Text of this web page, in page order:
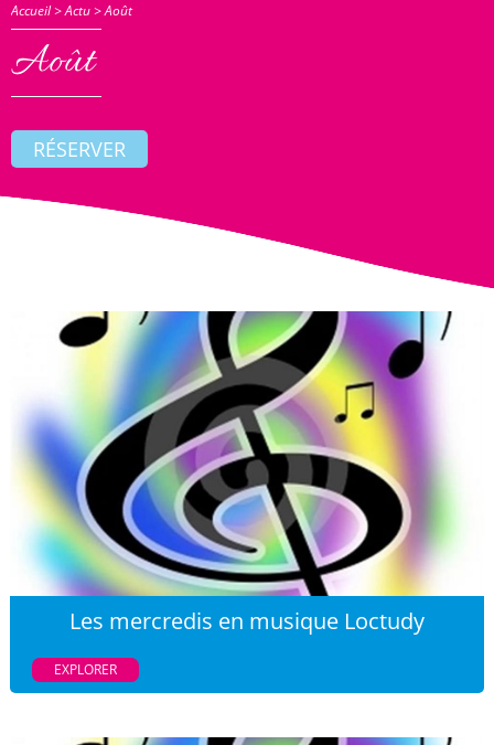
Accueil>Actu>Août
Août
RÉSERVER
Les mercredis en musique Loctudy
EXPLORER